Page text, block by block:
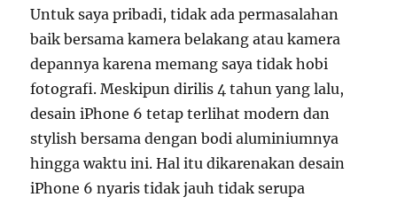
Untuk saya pribadi, tidak ada permasalahan
baik bersama kamera belakang atau kamera
depannya karena memang saya tidak hobi
fotografi. Meskipun dirilis 4 tahun yang lalu,
desain iPhone 6 tetap terlihat modern dan
stylish bersama dengan bodi aluminiumnya
hingga waktu ini. Hal itu dikarenakan desain
iPhone 6 nyaris tidak jauh tidak serupa